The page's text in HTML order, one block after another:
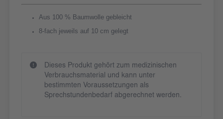
Aus 100 % Baumwolle gebleicht
8-fach jeweils auf 10 cm gelegt
Dieses Produkt gehört zum medizinischen
Verbrauchsmaterial und kann unter
bestimmten Voraussetzungen als
Sprechstundenbedarf abgerechnet werden.